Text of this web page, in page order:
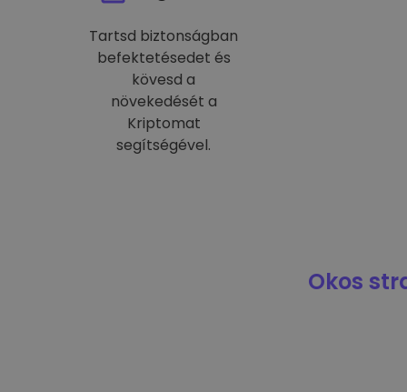
Tartsd biztonságban
befektetésedet és
kövesd a
növekedését a
Kriptomat
segítségével.
Okos